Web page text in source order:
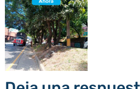
Deja una respuesta